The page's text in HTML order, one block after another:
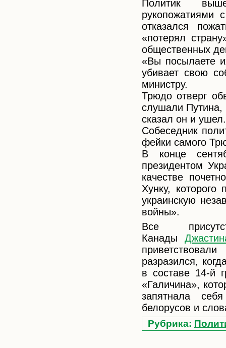
Политик
рукопожатиями
отказался
«потерял
общественных
«Вы посылаете
убивает свою
министру.
Трюдо отверг
слушали Путина,
сказал он и ушел.
Собеседник
фейки самого
В конце
президентом
качестве
Хунку, которого
украинскую
войны».
Все
Канады
разразился,
в составе 14-й
«Галичина»,
запятнала
белорусов и
Рубрика: